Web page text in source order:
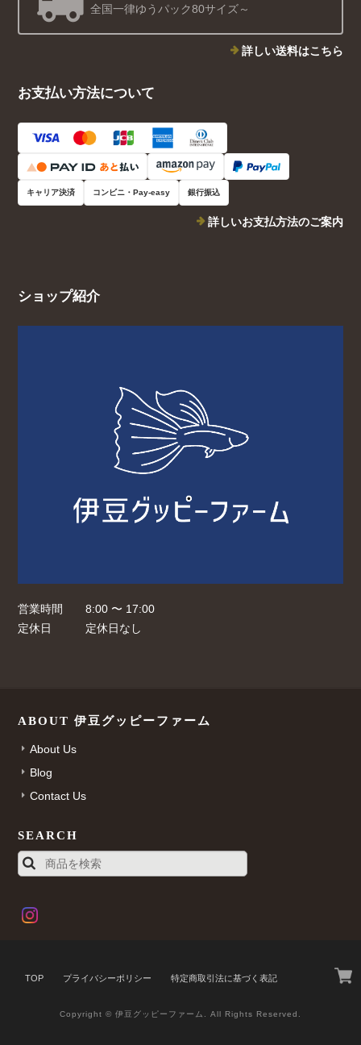
全国一律ゆうパック80サイズ～
詳しい送料はこちら
お支払い方法について
キャリア決済 コンビニ・Pay-easy 銀行振込
詳しいお支払方法のご案内
ショップ紹介
営業時間
8:00 〜 17:00
定休日
定休日なし
ABOUT 伊豆グッピーファーム
About Us
Blog
Contact Us
SEARCH
TOP プライバシーポリシー 特定商取引法に基づく表記
Copyright © 伊豆グッピーファーム. All Rights Reserved.